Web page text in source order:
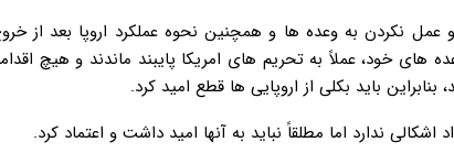
عمل نکردن به وعده ها و همچنین نحوه عملکرد اروپا بعد از
های خود، عملاً به تحریم های امریکا پایبند ماندند و هیچ
باید بکلی از اروپایی ها قطع امید کرد.
ندارد اما مطلقاً نباید به آنها امید داشت و اعتماد کرد.